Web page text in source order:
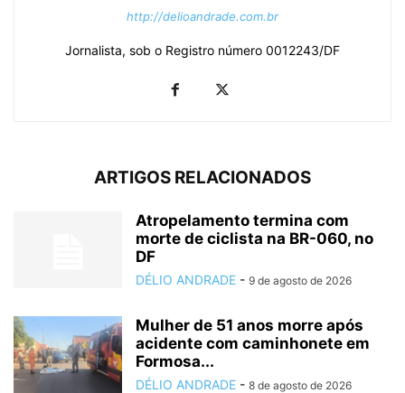
http://delioandrade.com.br
Jornalista, sob o Registro número 0012243/DF
ARTIGOS RELACIONADOS
Atropelamento termina com
morte de ciclista na BR-060, no
DF
DÉLIO ANDRADE - 9 de agosto de 2026
Mulher de 51 anos morre após
acidente com caminhonete em
Formosa...
DÉLIO ANDRADE - 8 de agosto de 2026